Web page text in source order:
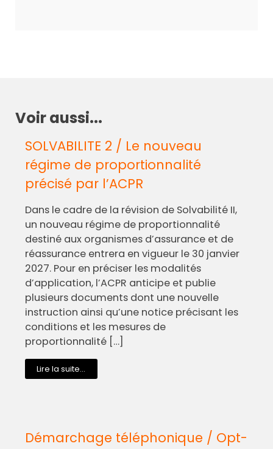
Voir aussi...
SOLVABILITE 2 / Le nouveau
régime de proportionnalité
précisé par l’ACPR
Dans le cadre de la révision de Solvabilité II,
un nouveau régime de proportionnalité
destiné aux organismes d’assurance et de
réassurance entrera en vigueur le 30 janvier
2027. Pour en préciser les modalités
d’application, l’ACPR anticipe et publie
plusieurs documents dont une nouvelle
instruction ainsi qu’une notice précisant les
conditions et les mesures de
proportionnalité […]
Lire la suite...
Démarchage téléphonique / Opt-